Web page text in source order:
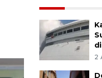
2